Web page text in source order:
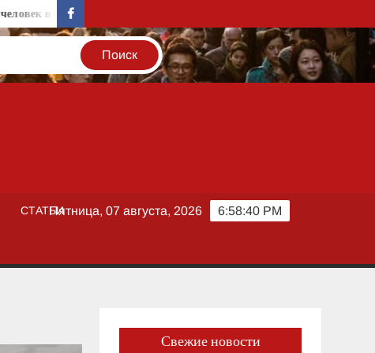
группе рискаfacebook
СТАТЬИ 6:58:41 PM
Пятница, 07 августа, 2026
Свежие новости